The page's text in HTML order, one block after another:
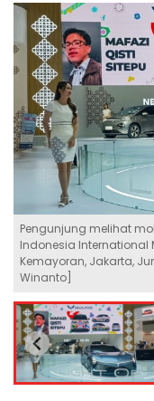
Pengunjung melihat
Indonesia International
Kemayoran, Jakarta,
Winanto]